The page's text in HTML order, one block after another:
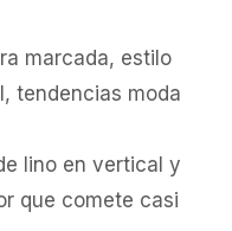
marcada, estilo
, tendencias moda
lino en vertical y
que comete casi